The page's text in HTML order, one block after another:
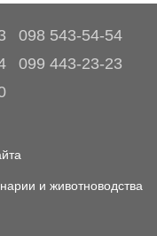
098 543-54-54
099 443-23-23
и животноводства